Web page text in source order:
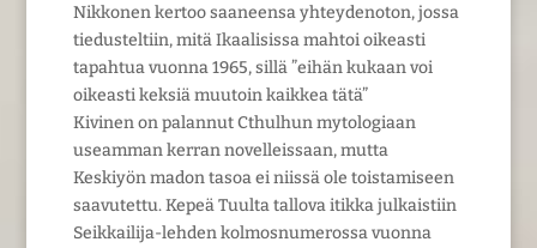
Nikkonen kertoo saaneensa yhteydenoton, jossa
tiedusteltiin, mitä Ikaalisissa mahtoi oikeasti
tapahtua vuonna 1965, sillä ”eihän kukaan voi
oikeasti keksiä muutoin kaikkea tätä”
Kivinen on palannut Cthulhun mytologiaan
useamman kerran novelleissaan, mutta
Keskiyön madon tasoa ei niissä ole toistamiseen
saavutettu. Kepeä Tuulta tallova itikka julkaistiin
Seikkailija-lehden kolmosnumerossa vuonna